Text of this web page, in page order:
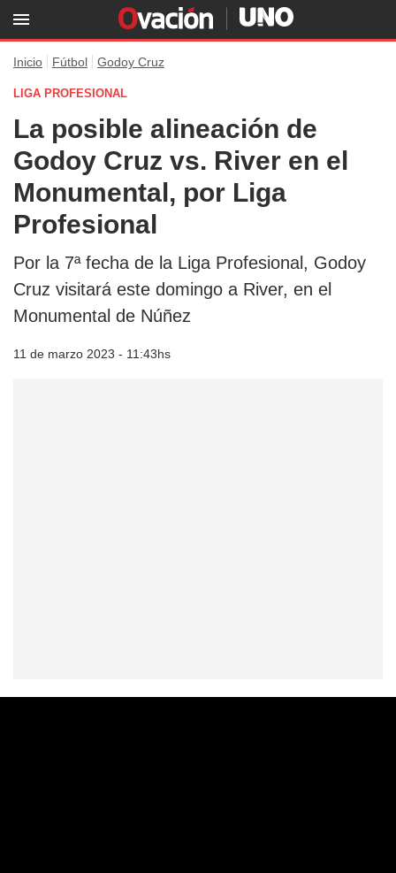
Inicio Fútbol Godoy Cruz
LIGA PROFESIONAL
La posible alineación de
Godoy Cruz vs. River en el
Monumental, por Liga
Profesional
Por la 7ª fecha de la Liga Profesional, Godoy
Cruz visitará este domingo a River, en el
Monumental de Núñez
11 de marzo 2023 - 11:43hs